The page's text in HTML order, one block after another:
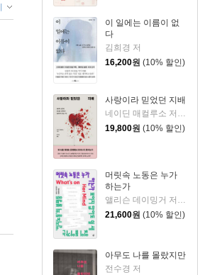
이 일에는 이름이 없
다
김희경 저
16,200원 (10% 할인)
사랑이라 믿었던 지배
네이딘 매컬루소 저/문가람 역
19,800원 (10% 할인)
머릿속 노동은 누가
하는가
앨리슨 데이밍거 저/전경훈 역
21,600원 (10% 할인)
아무도 나를 몰랐지만
전수경 저